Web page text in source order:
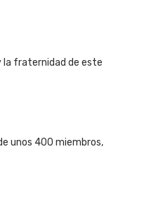
la fraternidad de este
unos 400 miembros,